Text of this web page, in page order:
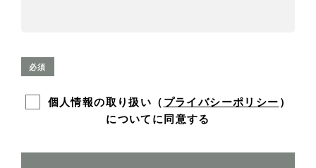
必須
個人情報の取り扱い（ プライバシーポリシー ）
についてに同意する